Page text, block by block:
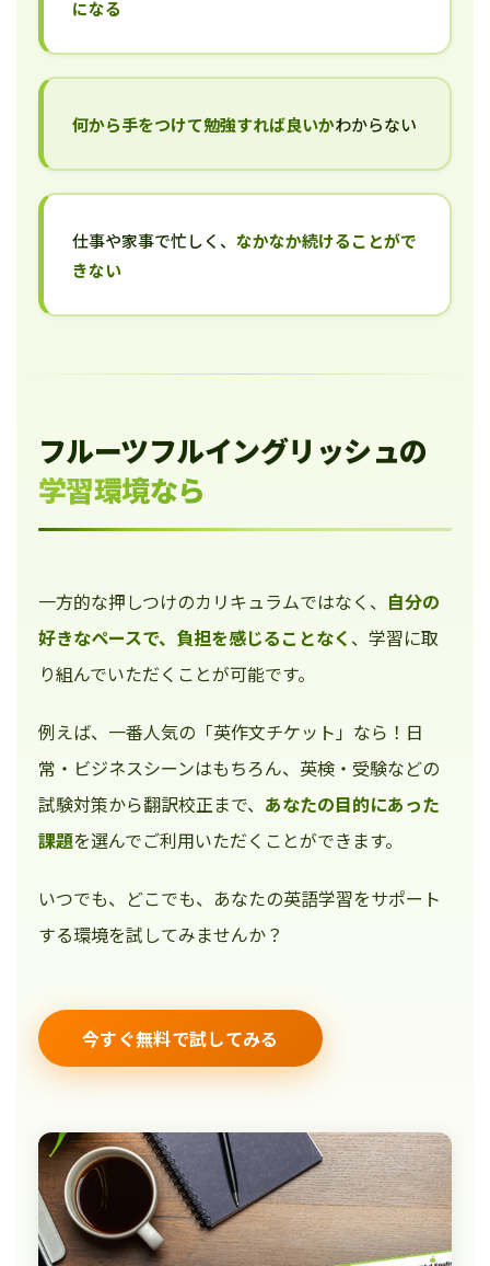
になる
何から手をつけて勉強すれば良いかわからない
仕事や家事で忙しく、 なかなか続けることがで
きない
フルーツフルイングリッシュの
学習環境なら
一方的な押しつけのカリキュラムではなく、 自分の
好きなペースで、負担を感じることなく 、学習に取
り組んでいただくことが可能です。
例えば、一番人気の「英作文チケット」なら！日
常・ビジネスシーンはもちろん、英検・受験などの
試験対策から翻訳校正まで、 あなたの目的にあった
課題を選んでご利用いただくことができます。
いつでも、どこでも、あなたの英語学習をサポート
する環境を試してみませんか？
今すぐ無料で試してみる